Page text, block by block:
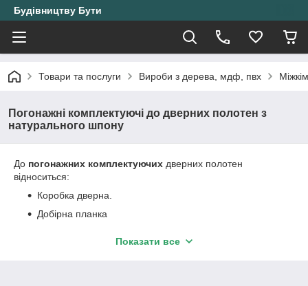
Будівництву Бути
Товари та послуги Вироби з дерева, мдф, пвх
Погонажні комплектуючі до дверних полотен з
натурального шпону
До погонажних комплектуючих дверних полотен
відноситься:
Коробка дверна.
Добірна планка
Показати все